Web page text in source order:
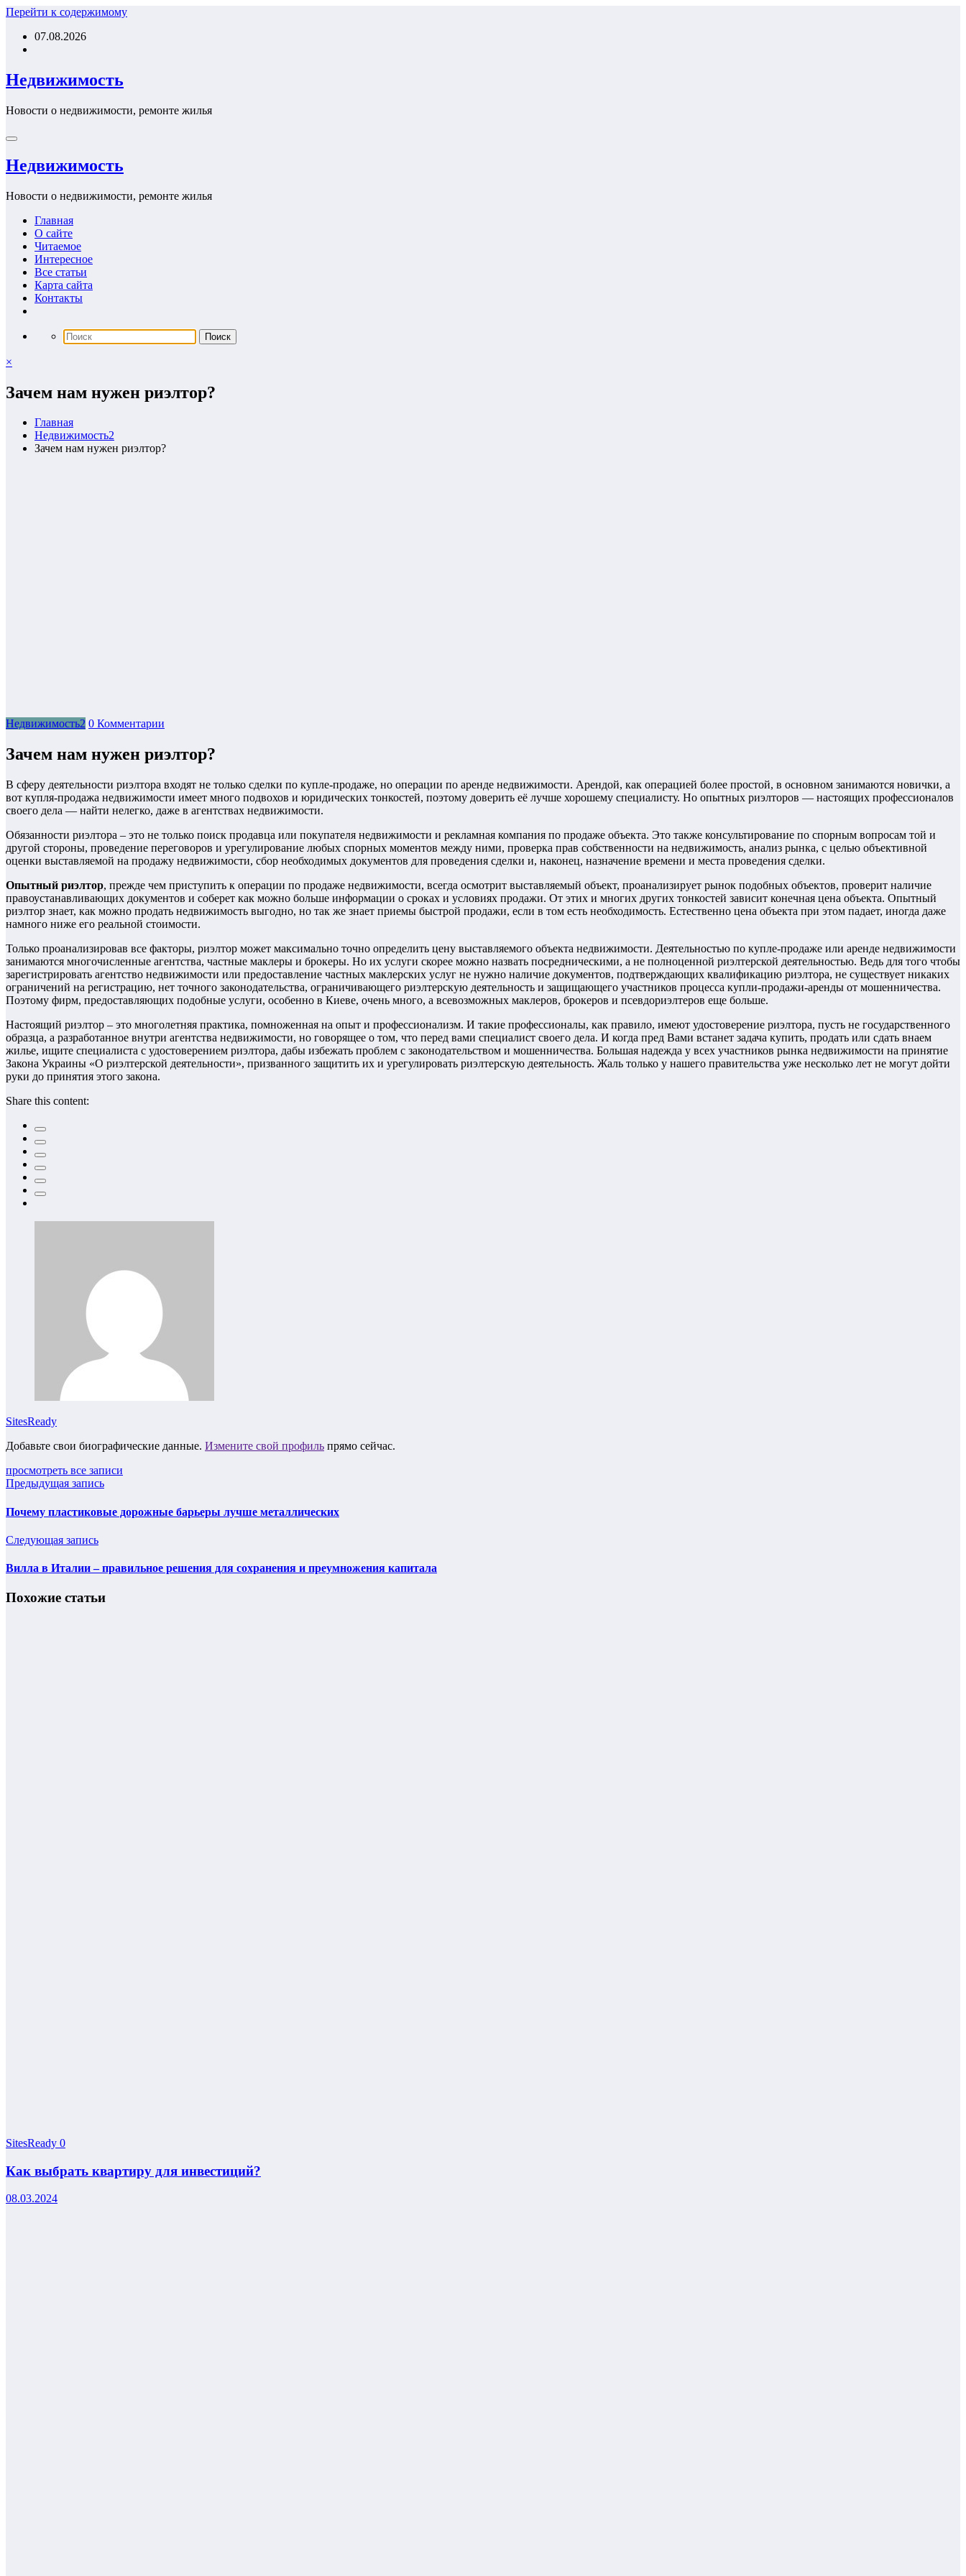
Перейти к содержимому
07.08.2026
Недвижимость
Новости о недвижимости, ремонте жилья
Недвижимость
Новости о недвижимости, ремонте жилья
Главная
О сайте
Читаемое
Интересное
Все статьи
Карта сайта
Контакты
×
Зачем нам нужен риэлтор?
Главная
Недвижимость2
Зачем нам нужен риэлтор?
Недвижимость2 0 Комментарии
Зачем нам нужен риэлтор?
В сферу деятельности риэлтора входят не только сделки по купле-продаже, но операции по аренде недвижимости. Арендой, как операцией более простой, в основном занимаются новички, а
вот купля-продажа недвижимости имеет много подвохов и юридических тонкостей, поэтому доверить её лучше хорошему специалисту. Но опытных риэлторов — настоящих профессионалов
своего дела — найти нелегко, даже в агентствах недвижимости.
Обязанности риэлтора – это не только поиск продавца или покупателя недвижимости и рекламная компания по продаже объекта. Это также консультирование по спорным вопросам той и
другой стороны, проведение переговоров и урегулирование любых спорных моментов между ними, проверка прав собственности на недвижимость, анализ рынка, с целью объективной
оценки выставляемой на продажу недвижимости, сбор необходимых документов для проведения сделки и, наконец, назначение времени и места проведения сделки.
Опытный риэлтор, прежде чем приступить к операции по продаже недвижимости, всегда осмотрит выставляемый объект, проанализирует рынок подобных объектов, проверит наличие
правоустанавливающих документов и соберет как можно больше информации о сроках и условиях продажи. От этих и многих других тонкостей зависит конечная цена объекта. Опытный
риэлтор знает, как можно продать недвижимость выгодно, но так же знает приемы быстрой продажи, если в том есть необходимость. Естественно цена объекта при этом падает, иногда даже
намного ниже его реальной стоимости.
Только проанализировав все факторы, риэлтор может максимально точно определить цену выставляемого объекта недвижимости. Деятельностью по купле-продаже или аренде недвижимости
занимаются многочисленные агентства, частные маклеры и брокеры. Но их услуги скорее можно назвать посредническими, а не полноценной риэлтерской деятельностью. Ведь для того чтобы
зарегистрировать агентство недвижимости или предоставление частных маклерских услуг не нужно наличие документов, подтверждающих квалификацию риэлтора, не существует никаких
ограничений на регистрацию, нет точного законодательства, ограничивающего риэлтерскую деятельность и защищающего участников процесса купли-продажи-аренды от мошенничества.
Поэтому фирм, предоставляющих подобные услуги, особенно в Киеве, очень много, а всевозможных маклеров, брокеров и псевдориэлтеров еще больше.
Настоящий риэлтор – это многолетняя практика, помноженная на опыт и профессионализм. И такие профессионалы, как правило, имеют удостоверение риэлтора, пусть не государственного
образца, а разработанное внутри агентства недвижимости, но говорящее о том, что перед вами специалист своего дела. И когда пред Вами встанет задача купить, продать или сдать внаем
жилье, ищите специалиста с удостоверением риэлтора, дабы избежать проблем с законодательством и мошенничества. Большая надежда у всех участников рынка недвижимости на принятие
Закона Украины «О риэлтерской деятельности», призванного защитить их и урегулировать риэлтерскую деятельность. Жаль только у нашего правительства уже несколько лет не могут дойти
руки до принятия этого закона.
Share this content:
SitesReady
Добавьте свои биографические данные. Измените свой профиль прямо сейчас.
просмотреть все записи
Предыдущая запись
Почему пластиковые дорожные барьеры лучше металлических
Следующая запись
Вилла в Италии – правильное решения для сохранения и преумножения капитала
Похожие статьи
SitesReady 0
Как выбрать квартиру для инвестиций?
08.03.2024